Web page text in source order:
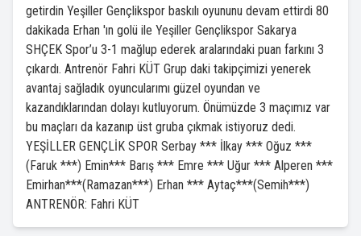
getirdin Yeşiller Gençlikspor baskılı oyununu devam ettirdi 80
dakikada Erhan 'ın golü ile Yeşiller Gençlikspor Sakarya
SHÇEK Spor’u 3-1 mağlup ederek aralarındaki puan farkını 3
çıkardı. Antrenör Fahri KÜT Grup daki takipçimizi yenerek
avantaj sağladık oyuncularımı güzel oyundan ve
kazandıklarından dolayı kutluyorum. Önümüzde 3 maçımız var
bu maçları da kazanıp üst gruba çıkmak istiyoruz dedi.
YEŞİLLER GENÇLİK SPOR Serbay *** İlkay *** Oğuz ***
(Faruk ***) Emin*** Barış *** Emre *** Uğur *** Alperen ***
Emirhan***(Ramazan***) Erhan *** Aytaç***(Semih***)
ANTRENÖR: Fahri KÜT